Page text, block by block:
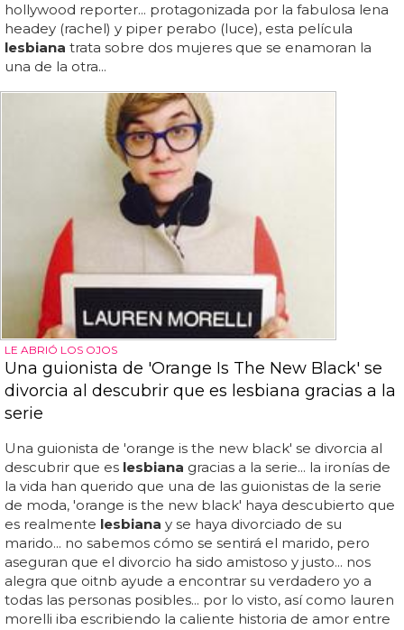
hollywood reporter... protagonizada por la fabulosa lena
headey (rachel) y piper perabo (luce), esta película
lesbiana trata sobre dos mujeres que se enamoran la
una de la otra...
LE ABRIÓ LOS OJOS
Una guionista de 'Orange Is The New Black' se
divorcia al descubrir que es lesbiana gracias a la
serie
Una guionista de 'orange is the new black' se divorcia al
descubrir que es lesbiana gracias a la serie... la ironías de
la vida han querido que una de las guionistas de la serie
de moda, 'orange is the new black' haya descubierto que
es realmente lesbiana y se haya divorciado de su
marido... no sabemos cómo se sentirá el marido, pero
aseguran que el divorcio ha sido amistoso y justo... nos
alegra que oitnb ayude a encontrar su verdadero yo a
todas las personas posibles... por lo visto, así como lauren
morelli iba escribiendo la caliente historia de amor entre